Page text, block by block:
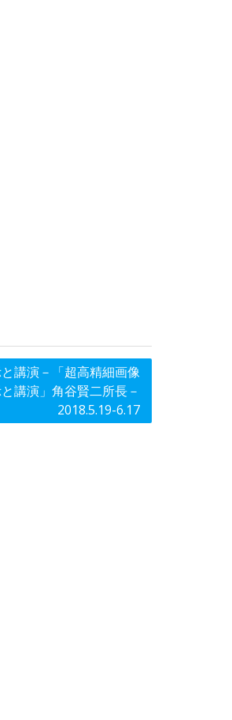
講演－「超高精細画像
講演」角谷賢二所長－
2018.5.19-6.17